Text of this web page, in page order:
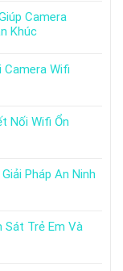
Camera
Khúc
Camera Wifi
Nối Wifi Ổn
Pháp An Ninh
Sát Trẻ Em Và